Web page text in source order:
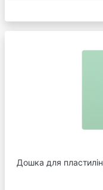
Дошка для